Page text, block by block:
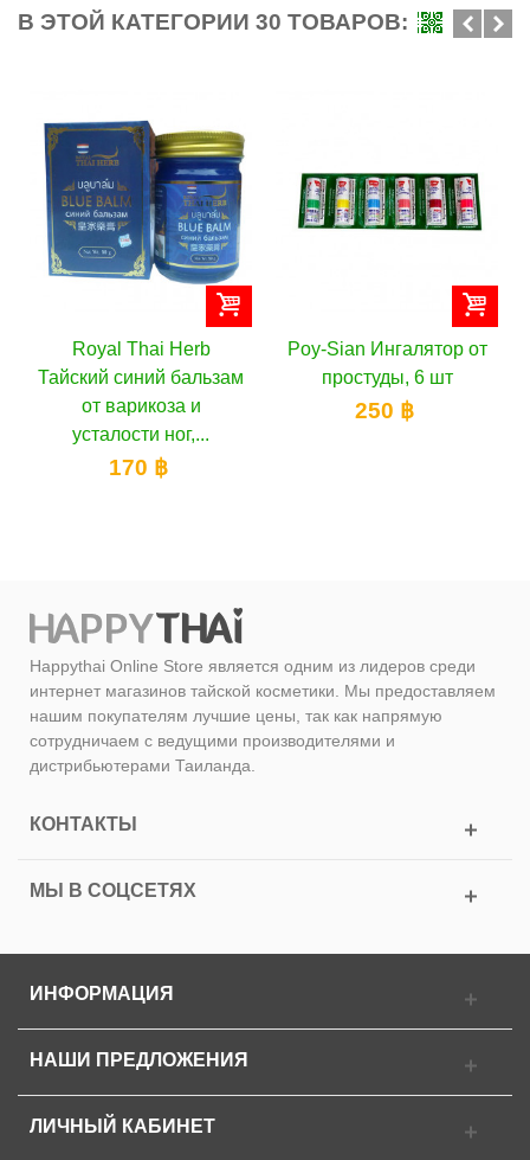
В ЭТОЙ КАТЕГОРИИ 30 ТОВАРОВ:
Royal Thai Herb
Тайский синий бальзам
от варикоза и
усталости ног,...
170 ฿
Poy-Sian Ингалятор от
простуды, 6 шт
250 ฿
Happythai Online Store является одним из лидеров среди
интернет магазинов тайской косметики. Мы предоставляем
нашим покупателям лучшие цены, так как напрямую
сотрудничаем с ведущими производителями и
дистрибьютерами Таиланда.
КОНТАКТЫ
МЫ В СОЦСЕТЯХ
ИНФОРМАЦИЯ
НАШИ ПРЕДЛОЖЕНИЯ
ЛИЧНЫЙ КАБИНЕТ